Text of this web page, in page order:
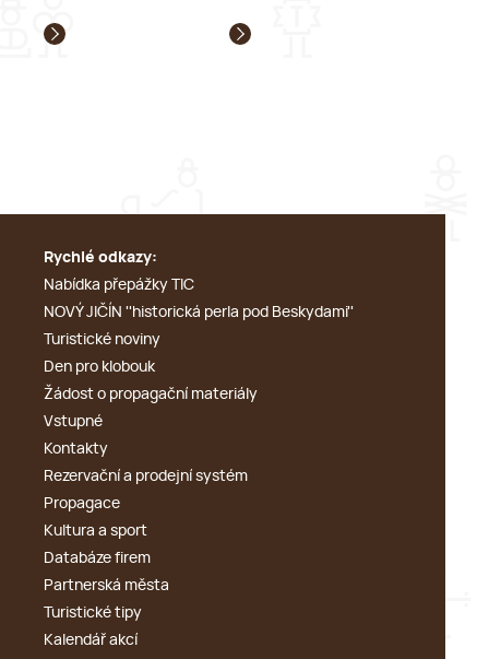
Rychlé odkazy:
Nabídka přepážky TIC
NOVÝ JIČÍN ''historická perla pod Beskydami''
Turistické noviny
Den pro klobouk
Žádost o propagační materiály
Vstupné
Kontakty
Rezervační a prodejní systém
Propagace
Kultura a sport
Databáze firem
Partnerská města
Turistické tipy
Kalendář akcí